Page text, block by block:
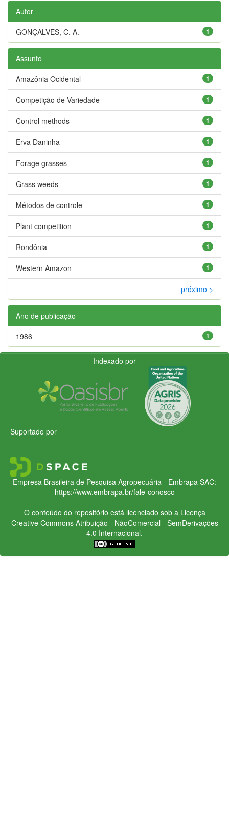
Autor
1
GONÇALVES, C. A.
Assunto
1
Amazônia Ocidental
1
Competição de Variedade
1
Control methods
1
Erva Daninha
1
Forage grasses
1
Grass weeds
1
Métodos de controle
1
Plant competition
1
Rondônia
1
Western Amazon
próximo >
Ano de publicação
1
1986
Indexado por
Suportado por
Empresa Brasileira de Pesquisa Agropecuária - Embrapa SAC:
https://www.embrapa.br/fale-conosco
O conteúdo do repositório está licenciado sob a Licença
Creative CommonsAtribuição - NãoComercial - SemDerivações
4.0 Internacional.